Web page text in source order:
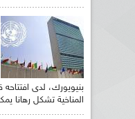
بنيويورك، لدى
المناخية تشكل رهانا